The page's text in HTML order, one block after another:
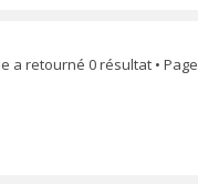
a retourné 0 résultat • Page